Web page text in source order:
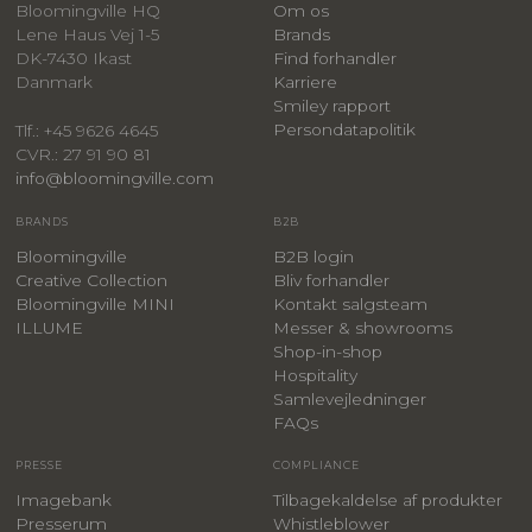
Bloomingville HQ
Lene Haus Vej 1-5
DK-7430 Ikast
Danmark
Tlf.: +45 9626 4645
CVR.: 27 91 90 81
info@bloomingville.com
Om os
Brands
Find forhandler
Karriere
Smiley rapport
Persondatapolitik
BRANDS
Bloomingville
Creative Collection
Bloomingville MINI
ILLUME
B2B
B2B login
Bliv forhandler
Kontakt salgsteam
Messer & showrooms
Shop-in-shop
Hospitality
Samlevejledninger
FAQs
PRESSE
Imagebank
Presserum
COMPLIANCE
Tilbagekaldelse af produkter
Whistleblower